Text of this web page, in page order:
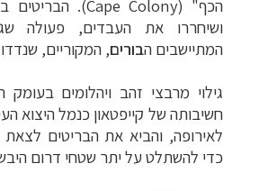
הכף" (Cape Colony). הבריטים
ושיחררו את העבדים, פעולה
המתיישבים הבורים, המקוריים,
גילוי מרבצי זהב ויהלומים
חשיבותה של קייפטאון כנמל היצוא
לאירופה, והביא את הבריטים
כדי להשתלט על יתר שטחי דרום